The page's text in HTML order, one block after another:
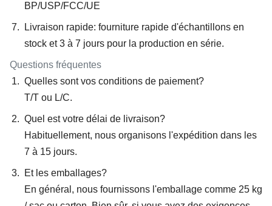
BP/USP/FCC/UE
Livraison rapide: fourniture rapide d'échantillons en
stock et 3 à 7 jours pour la production en série.
Questions fréquentes
Quelles sont vos conditions de paiement?
T/T ou L/C.
Quel est votre délai de livraison?
Habituellement, nous organisons l'expédition dans les
7 à 15 jours.
Et les emballages?
En général, nous fournissons l'emballage comme 25 kg